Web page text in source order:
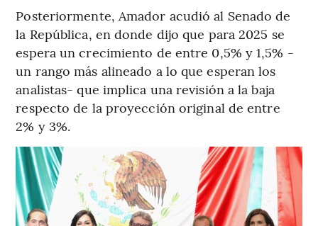
Posteriormente, Amador acudió al Senado de
la República, en donde dijo que para 2025 se
espera un crecimiento de entre 0,5% y 1,5% -
un rango más alineado a lo que esperan los
analistas- que implica una revisión a la baja
respecto de la proyección original de entre
2% y 3%.